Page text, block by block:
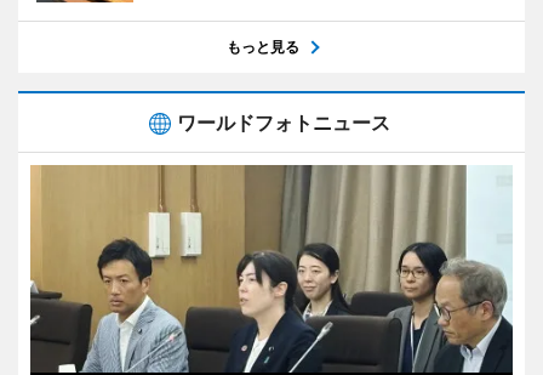
もっと見る
ワールドフォトニュース